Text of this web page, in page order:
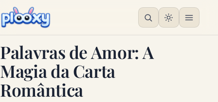
Palavras de Amor: A
Magia da Carta
Romântica